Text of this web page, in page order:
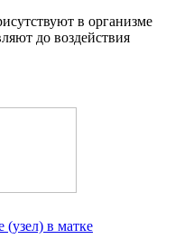
в организме
до воздействия
(узел) в матке